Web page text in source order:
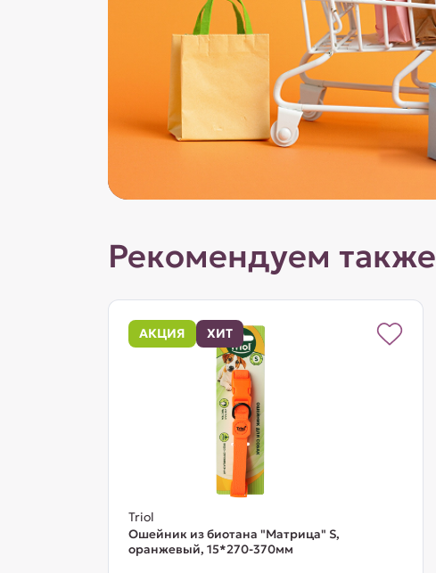
Рекомендуем также
АКЦИЯ ХИТ
Triol
Ошейник из биотана "Матрица" S,
оранжевый, 15*270-370мм